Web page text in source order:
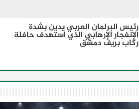
رئيس البرلمان العربي يدين بشدة
الإنفجار الإرهابي الذي استهدف حافلة
ركاب بريف دمشق